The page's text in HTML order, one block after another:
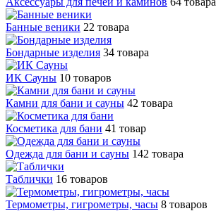
Банные веники 22 товара
Бондарные изделия 34 товара
ИК Сауны 10 товаров
Камни для бани и сауны 42 товара
Косметика для бани 41 товар
Одежда для бани и сауны 142 товара
Таблички 16 товаров
Термометры, гигрометры, часы 8 товаров